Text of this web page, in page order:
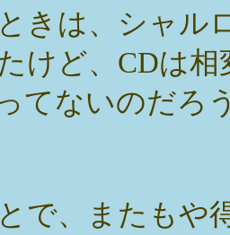
きは、シャル
けど、CDは
てないのだろ
で、またもや